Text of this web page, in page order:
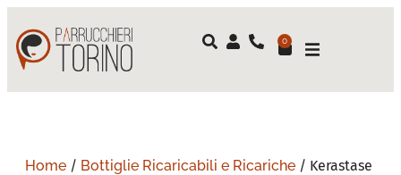
0
Home / Bottiglie Ricaricabili e Ricariche / Kerastase